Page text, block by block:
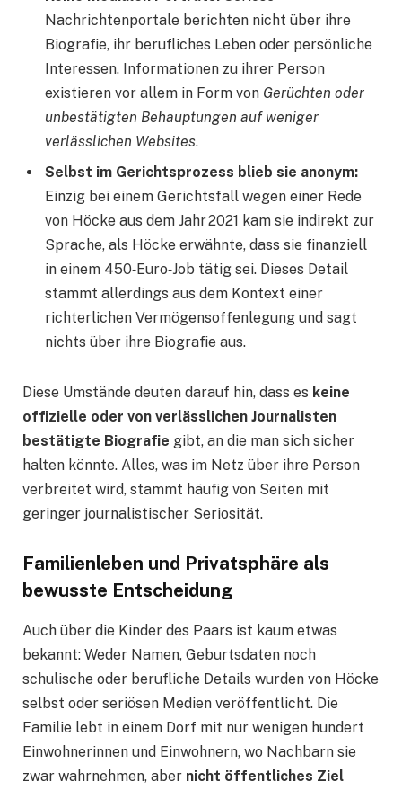
Nachrichtenportale berichten nicht über ihre
Biografie, ihr berufliches Leben oder persönliche
Interessen. Informationen zu ihrer Person
existieren vor allem in Form von Gerüchten oder
unbestätigten Behauptungen auf weniger
verlässlichen Websites.
Selbst im Gerichtsprozess blieb sie anonym:
Einzig bei einem Gerichtsfall wegen einer Rede
von Höcke aus dem Jahr 2021 kam sie indirekt zur
Sprache, als Höcke erwähnte, dass sie finanziell
in einem 450‑Euro‑Job tätig sei. Dieses Detail
stammt allerdings aus dem Kontext einer
richterlichen Vermögensoffenlegung und sagt
nichts über ihre Biografie aus.
Diese Umstände deuten darauf hin, dass es keine
offizielle oder von verlässlichen Journalisten
bestätigte Biografie gibt, an die man sich sicher
halten könnte. Alles, was im Netz über ihre Person
verbreitet wird, stammt häufig von Seiten mit
geringer journalistischer Seriosität.
Familienleben und Privatsphäre als
bewusste Entscheidung
Auch über die Kinder des Paars ist kaum etwas
bekannt: Weder Namen, Geburtsdaten noch
schulische oder berufliche Details wurden von Höcke
selbst oder seriösen Medien veröffentlicht. Die
Familie lebt in einem Dorf mit nur wenigen hundert
Einwohnerinnen und Einwohnern, wo Nachbarn sie
zwar wahrnehmen, aber nicht öffentliches Ziel